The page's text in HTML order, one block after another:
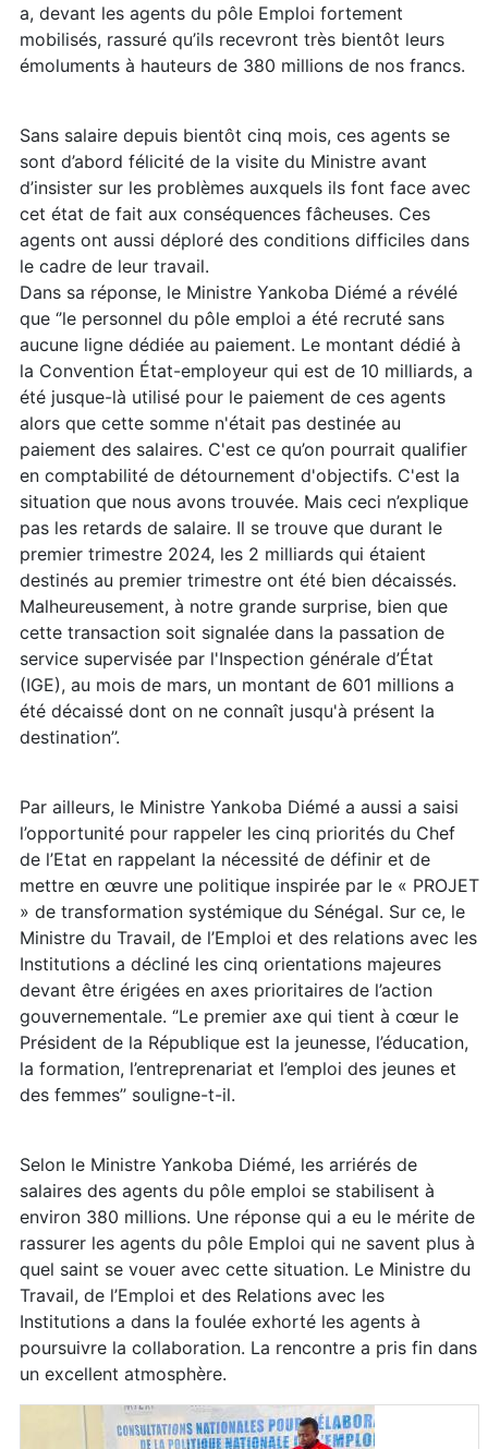
a, devant les agents du pôle Emploi fortement
mobilisés, rassuré qu’ils recevront très bientôt leurs
émoluments à hauteurs de 380 millions de nos francs.
Sans salaire depuis bientôt cinq mois, ces agents se
sont d’abord félicité de la visite du Ministre avant
d’insister sur les problèmes auxquels ils font face avec
cet état de fait aux conséquences fâcheuses. Ces
agents ont aussi déploré des conditions difficiles dans
le cadre de leur travail.
Dans sa réponse, le Ministre Yankoba Diémé a révélé
que ‘’le personnel du pôle emploi a été recruté sans
aucune ligne dédiée au paiement. Le montant dédié à
la Convention État-employeur qui est de 10 milliards, a
été jusque-là utilisé pour le paiement de ces agents
alors que cette somme n'était pas destinée au
paiement des salaires. C'est ce qu’on pourrait qualifier
en comptabilité de détournement d'objectifs. C'est la
situation que nous avons trouvée. Mais ceci n’explique
pas les retards de salaire. Il se trouve que durant le
premier trimestre 2024, les 2 milliards qui étaient
destinés au premier trimestre ont été bien décaissés.
Malheureusement, à notre grande surprise, bien que
cette transaction soit signalée dans la passation de
service supervisée par l'Inspection générale d’État
(IGE), au mois de mars, un montant de 601 millions a
été décaissé dont on ne connaît jusqu'à présent la
destination’’.
Par ailleurs, le Ministre Yankoba Diémé a aussi a saisi
l’opportunité pour rappeler les cinq priorités du Chef
de l’Etat en rappelant la nécessité de définir et de
mettre en œuvre une politique inspirée par le « PROJET
» de transformation systémique du Sénégal. Sur ce, le
Ministre du Travail, de l’Emploi et des relations avec les
Institutions a décliné les cinq orientations majeures
devant être érigées en axes prioritaires de l’action
gouvernementale. ‘’Le premier axe qui tient à cœur le
Président de la République est la jeunesse, l’éducation,
la formation, l’entreprenariat et l’emploi des jeunes et
des femmes’’ souligne-t-il.
Selon le Ministre Yankoba Diémé, les arriérés de
salaires des agents du pôle emploi se stabilisent à
environ 380 millions. Une réponse qui a eu le mérite de
rassurer les agents du pôle Emploi qui ne savent plus à
quel saint se vouer avec cette situation. Le Ministre du
Travail, de l’Emploi et des Relations avec les
Institutions a dans la foulée exhorté les agents à
poursuivre la collaboration. La rencontre a pris fin dans
un excellent atmosphère.